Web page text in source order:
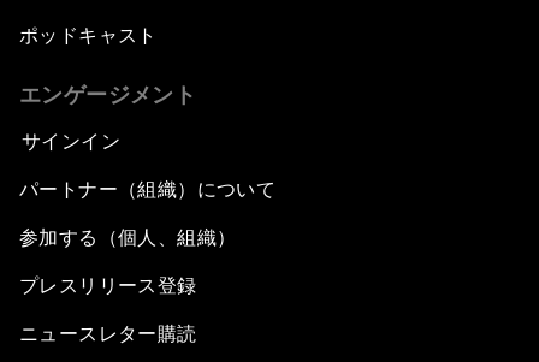
ポッドキャスト
エンゲージメント
サインイン
パートナー（組織）について
参加する（個人、組織）
プレスリリース登録
ニュースレター購読